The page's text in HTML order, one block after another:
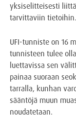
yksiselitteisesti
tarvittaviin tietoihin.
UFI-tunniste on 16
tunnisteen tulee
luettavissa sen
painaa suoraan
tarralla, kunhan
sääntöjä muun
noudatetaan.